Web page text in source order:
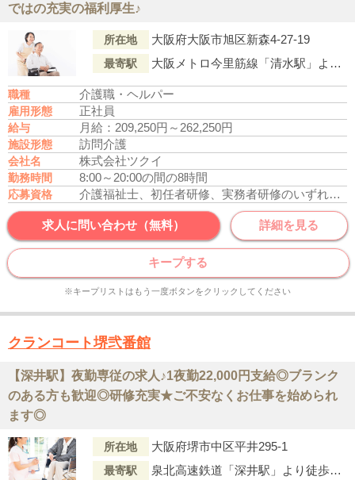
ではの充実の福利厚生♪
所在地 大阪府大阪市旭区新森4-27-19
最寄駅 大阪メトロ今里筋線「清水駅」より徒歩5分
職種 介護職・ヘルパー
雇用形態 正社員
給与 月給：209,250円～262,250円
施設形態 訪問介護
会社名 株式会社ツクイ
勤務時間 8:00～20:00の間の8時間
応募資格 介護福祉士、初任者研修、実務者研修のいずれかの資格をお持ちの方
求人に問い合わせ（無料） 詳細を見る
キープする
※キープリストはもう一度ボタンをクリックしてください
クランコート堺弐番館
【深井駅】夜勤専従の求人♪1夜勤22,000円支給◎ブランク
のある方も歓迎◎研修充実★ご不安なくお仕事を始められ
ます◎
所在地 大阪府堺市中区平井295-1
最寄駅 泉北高速鉄道「深井駅」より徒歩17分